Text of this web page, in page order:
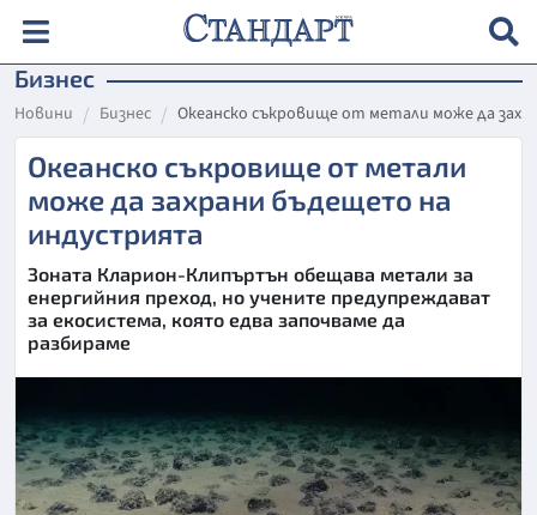
Бизнес
Новини Бизнес Океанско съкровище от метали може да
Океанско съкровище от метали
може да захрани бъдещето на
индустрията
Зоната Кларион-Клипъртън обещава метали за
енергийния преход, но учените предупреждават
за екосистема, която едва започваме да
разбираме